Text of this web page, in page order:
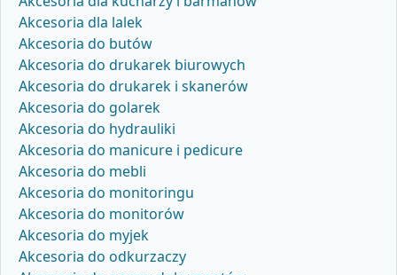
Akcesoria dla lalek
Akcesoria do butów
Akcesoria do drukarek biurowych
Akcesoria do drukarek i skanerów
Akcesoria do golarek
Akcesoria do hydrauliki
Akcesoria do manicure i pedicure
Akcesoria do mebli
Akcesoria do monitoringu
Akcesoria do monitorów
Akcesoria do myjek
Akcesoria do odkurzaczy